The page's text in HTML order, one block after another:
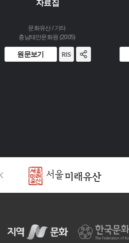
자료집
문화유산 / 기타
충남태안문화원 (2005)
원문보기